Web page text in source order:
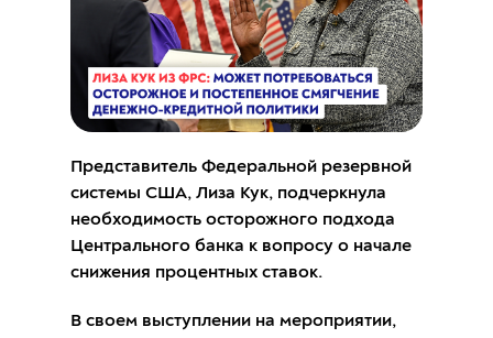
Представитель Федеральной резервной
системы США, Лиза Кук, подчеркнула
необходимость осторожного подхода
Центрального банка к вопросу о начале
снижения процентных ставок.
В своем выступлении на мероприятии,